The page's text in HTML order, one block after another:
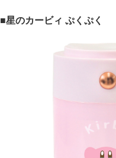
■星のカービィ ぷくぷく